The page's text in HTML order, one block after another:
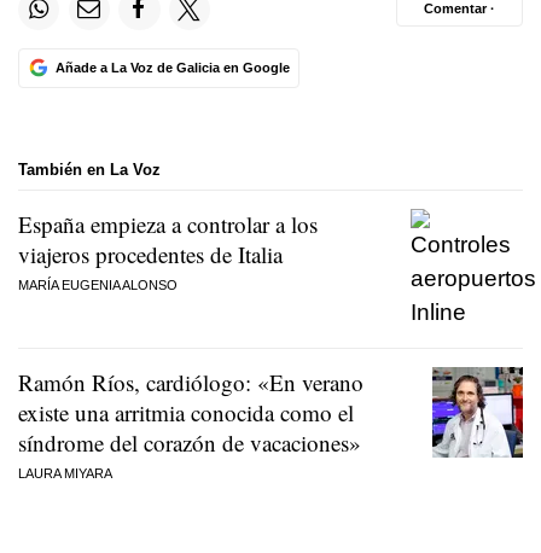
Añade a La Voz de Galicia en Google
Comentar ·
También en La Voz
España empieza a controlar a los
viajeros procedentes de Italia
MARÍA EUGENIA ALONSO
Ramón Ríos, cardiólogo: «En verano
existe una arritmia conocida como el
síndrome del corazón de vacaciones»
LAURA MIYARA